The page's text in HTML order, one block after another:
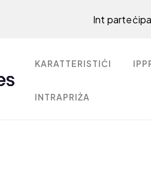
Int
KARATTERISTIĊI
INTRAPRIŻA